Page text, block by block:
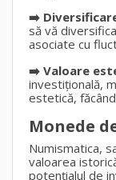
➡️
să vă
asociate cu
➡️ Valoare
investițională,
estetică,
Monede
Numismatica,
valoarea
potențialul de